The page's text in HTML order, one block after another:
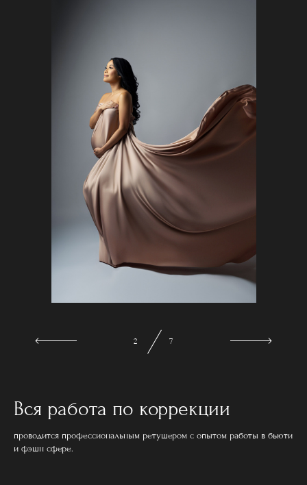
Вся работа по коррекции
проводится профессиональным ретушером с опытом работы в бьюти
и фэшн сфере.
3 7